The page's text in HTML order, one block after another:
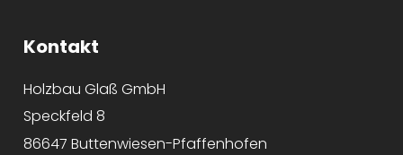
Kontakt
Holzbau Glaß GmbH
Speckfeld 8
86647 Buttenwiesen-Pfaffenhofen